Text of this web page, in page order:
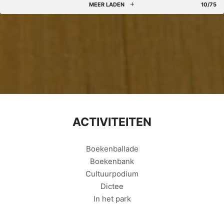
MEER LADEN 10/75
ACTIVITEITEN
Boekenballade
Boekenbank
Cultuurpodium
Dictee
In het park